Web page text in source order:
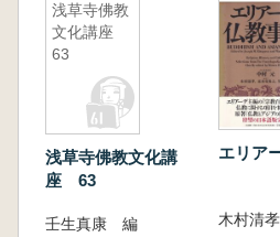
浅草寺佛教
文化講座
63
浅草寺佛教文化講
座 63
壬生真康 編
エリア